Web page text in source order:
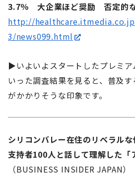
3.7％ 大企業ほど奨励 否定的
http://
3/news099.html
▶いよいよスタートしたプレミア
いった調査結果を見ると、普及
がかかりそうな印象です。
シリコンバレー在住のリベラル
支持者100人と話して理解した「
（BUSINESS INSIDER JAPAN）